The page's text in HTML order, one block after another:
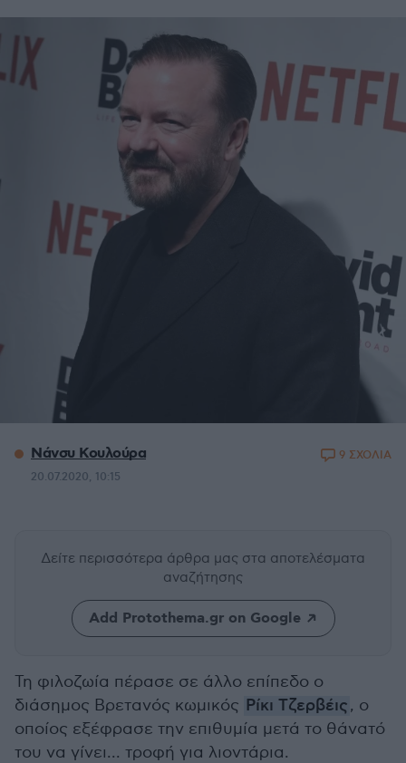
Νάνσυ Κουλούρα
20.07.2020, 10:15
9 ΣΧΟΛΙΑ
Δείτε περισσότερα άρθρα μας στα αποτελέσματα
αναζήτησης
Add Protothema.gr on Google
Τη φιλοζωία πέρασε σε άλλο επίπεδο ο
διάσημος Βρετανός κωμικός Ρίκι Τζερβέις, ο
οποίος εξέφρασε την επιθυμία μετά το θάνατό
του να γίνει... τροφή για λιοντάρια.